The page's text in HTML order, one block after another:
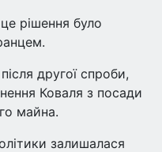
рішення було
другої спроби,
Коваля з посади
майна.
залишалася